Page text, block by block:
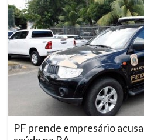
PF prende empresário